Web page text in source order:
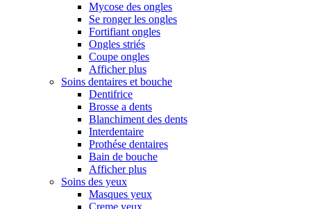
Mycose des ongles
Se ronger les ongles
Fortifiant ongles
Ongles striés
Coupe ongles
Afficher plus
Soins dentaires et bouche
Dentifrice
Brosse a dents
Blanchiment des dents
Interdentaire
Prothése dentaires
Bain de bouche
Afficher plus
Soins des yeux
Masques yeux
Creme yeux